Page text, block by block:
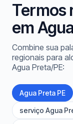
Termos
em
Combine sua
regionais para
Agua Preta/PE:
Agua Preta PE
serviço Agua